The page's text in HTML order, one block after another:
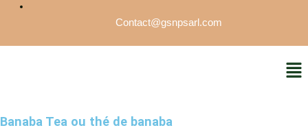
Contact@gsnpsarl.com
Banaba Tea ou thé de banaba